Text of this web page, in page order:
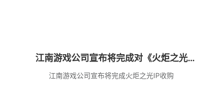
江南游戏公司宣布将完成对《火炬之光
（Torchlight）》系列 IP 的收购
江南游戏公司宣布将完成火炬之光IP收购